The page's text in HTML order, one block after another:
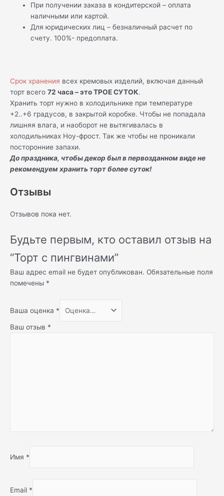
При получении заказа в кондитерской – оплата
наличными или картой.
Для юридических лиц – безналичный расчет по
счету. 100%- предоплата.
Срок хранения всех кремовых изделий, включая данный
торт всего 72 часа – это ТРОЕ СУТОК.
Хранить торт нужно в холодильнике при температуре
+2..+6 градусов, в закрытой коробке. Чтобы не попадала
лишняя влага, и наоборот не вытягивалась в
холодильниках Ноу-фрост. Так же чтобы не проникали
посторонние запахи.
До праздника, чтобы декор был в первозданном виде не
рекомендуем хранить торт более суток!
Отзывы
Отзывов пока нет.
Будьте первым, кто оставил отзыв на
“Торт с пингвинами”
Ваш адрес email не будет опубликован. Обязательные поля
помечены *
Ваша оценка *
Ваш отзыв *
Имя *
Email *